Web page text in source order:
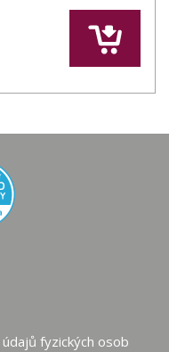
fyzických osob